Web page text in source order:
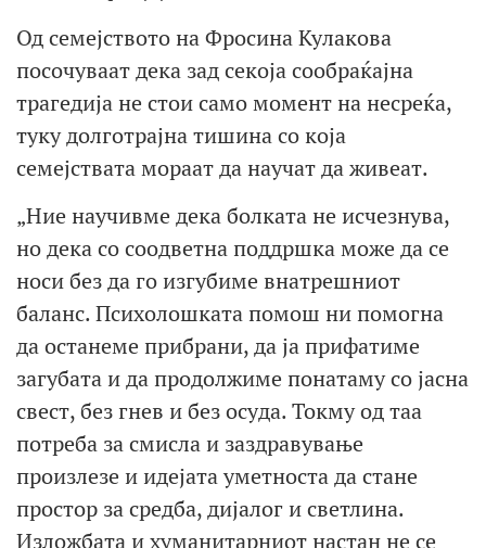
Од семејството на Фросина Кулакова
посочуваат дека зад секоја сообраќајна
трагедија не стои само момент на несреќа,
туку долготрајна тишина со која
семејствата мораат да научат да живеат.
„Ние научивме дека болката не исчезнува,
но дека со соодветна поддршка може да се
носи без да го изгубиме внатрешниот
баланс. Психолошката помош ни помогна
да останеме прибрани, да ја прифатиме
загубата и да продолжиме понатаму со јасна
свест, без гнев и без осуда. Токму од таа
потреба за смисла и заздравување
произлезе и идејата уметноста да стане
простор за средба, дијалог и светлина.
Изложбата и хуманитарниот настан не се